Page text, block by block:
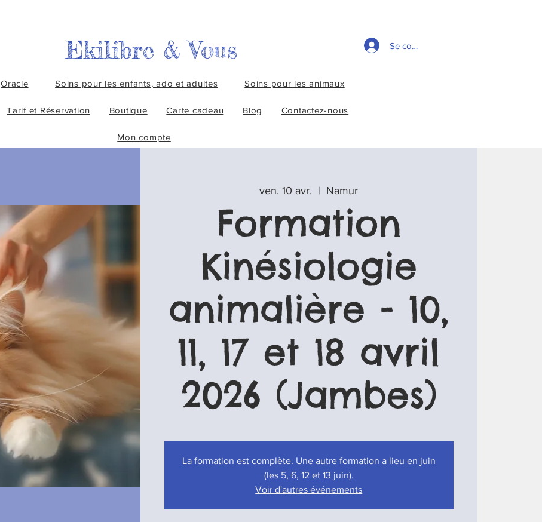
Ekilibre & Vous
Oracle Soins pour les enfants, ado et adultes Soins pour les animaux
Tarif et Réservation Boutique Carte cadeau Blog Contactez-nous
Mon compte
Se connecter
ven. 10 avr.
  |
Namur
Formation
Kinésiologie
animalière - 10,
11, 17 et 18 avril
2026 (Jambes)
La formation est complète. Une autre formation a lieu en juin
(les 5, 6, 12 et 13 juin).
Voir d'autres événements